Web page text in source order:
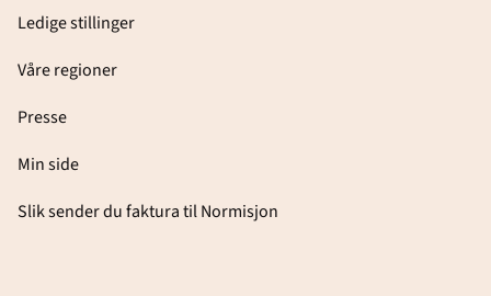
Ledige stillinger
Våre regioner
Presse
Min side
Slik sender du faktura til Normisjon